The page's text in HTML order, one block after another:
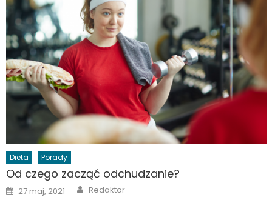
Dieta Porady
Od czego zacząć odchudzanie?
Posted
on
27 maj, 2021 Author
Redaktor